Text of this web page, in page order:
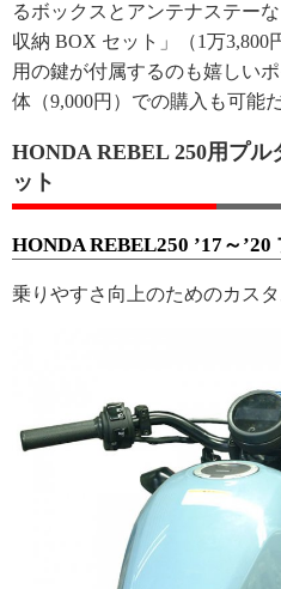
るボックスとアンテナステー
収納 BOX セット」（1万3,800
用の鍵が付属するのも嬉しい
体（9,000円）での購入も可能
HONDA REBEL 250用プ
ット
HONDA REBEL250 ’17～
乗りやすさ向上のためのカスタ